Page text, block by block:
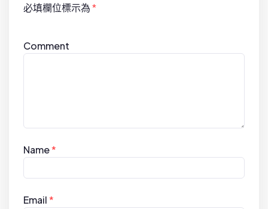
必填欄位標示為*
Comment
Name*
Email*